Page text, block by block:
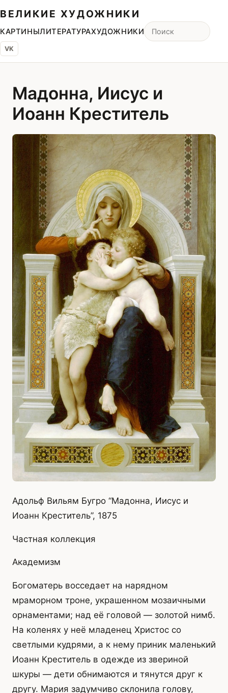
ВЕЛИКИЕ ХУДОЖНИКИ
КАРТИНЫЛИТЕРАТУРАХУДОЖНИКИ
VK
Мадонна, Иисус и
Иоанн Креститель
Адольф Вильям Бугро “Мадонна, Иисус и
Иоанн Креститель”, 1875
Частная коллекция
Академизм
Богоматерь восседает на нарядном
мраморном троне, украшенном мозаичными
орнаментами; над её головой — золотой нимб.
На коленях у неё младенец Христос со
светлыми кудрями, а к нему приник маленький
Иоанн Креститель в одежде из звериной
шкуры — дети обнимаются и тянутся друг к
другу. Мария задумчиво склонила голову,